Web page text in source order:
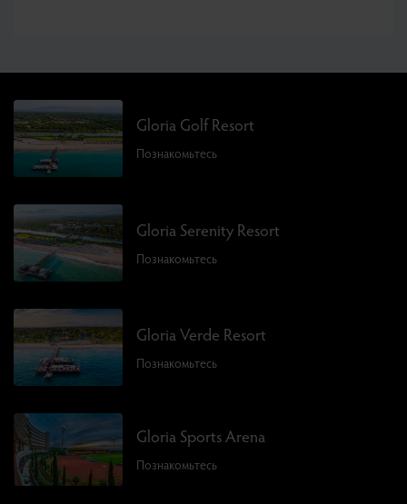
Gloria Golf Resort
Познакомьтесь
Gloria Serenity Resort
Познакомьтесь
Gloria Verde Resort
Познакомьтесь
Gloria Sports Arena
Познакомьтесь